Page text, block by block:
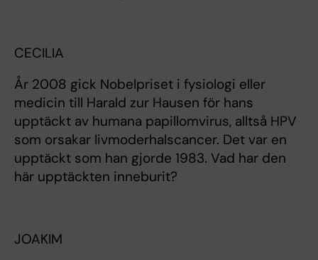
CECILIA
År 2008 gick Nobelpriset i fysiologi eller
medicin till Harald zur Hausen för hans
upptäckt av humana papillomvirus, alltså HPV
som orsakar livmoderhalscancer. Det var en
upptäckt som han gjorde 1983. Vad har den
här upptäckten inneburit?
JOAKIM